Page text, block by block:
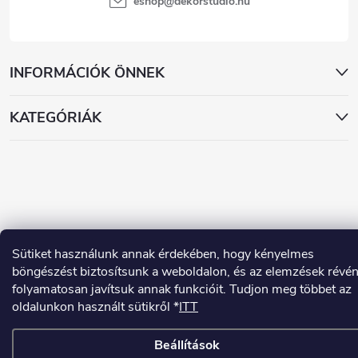
Sütiket használunk annak érdekében, hogy kényelmes
böngészést biztosítsunk a weboldalon, és az elemzések révén
folyamatosan javítsuk annak funkcióit. Tudjon meg többet az
oldalunkon használt sütikről *ITT
Beállítások
INFORMÁCIÓK ÖNNEK
KATEGÓRIÁK
Shoptet készítette